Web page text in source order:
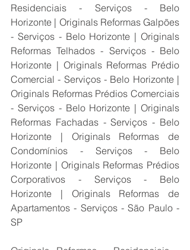
Residenciais - Serviços - Belo
Horizonte | Originals Reformas Galpões
- Serviços - Belo Horizonte | Originals
Reformas Telhados - Serviços - Belo
Horizonte | Originals Reformas Prédio
Comercial - Serviços - Belo Horizonte |
Originals Reformas Prédios Comerciais
- Serviços - Belo Horizonte | Originals
Reformas Fachadas - Serviços - Belo
Horizonte | Originals Reformas de
Condomínios - Serviços - Belo
Horizonte | Originals Reformas Prédios
Corporativos - Serviços - Belo
Horizonte | Originals Reformas de
Apartamentos - Serviços - São Paulo -
SP